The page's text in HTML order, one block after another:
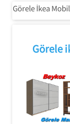
Görele İkea
Görele